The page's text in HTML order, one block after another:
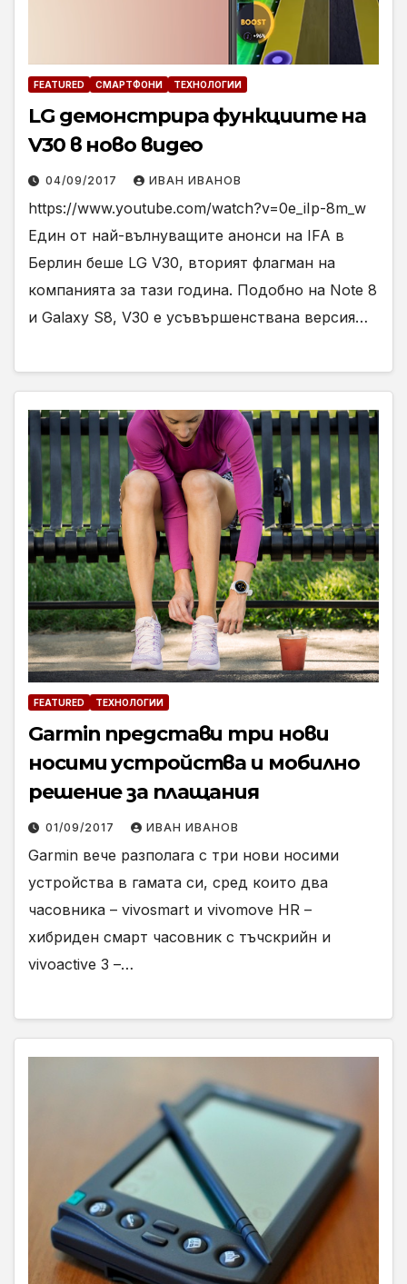
FEATURED СМАРТФОНИ ТЕХНОЛОГИИ
LG демонстрира функциите на
V30 в ново видео
04/09/2017 ИВАН ИВАНОВ
https://www.youtube.com/watch?v=0e_iIp-8m_w
Един от най-вълнуващите анонси на IFA в
Берлин беше LG V30, вторият флагман на
компанията за тази година. Подобно на Note 8
и Galaxy S8, V30 е усъвършенствана версия…
FEATURED ТЕХНОЛОГИИ
Garmin представи три нови
носими устройства и мобилно
решение за плащания
01/09/2017 ИВАН ИВАНОВ
Garmin вече разполага с три нови носими
устройства в гамата си, сред които два
часовника – vivosmart и vivomove HR –
хибриден смарт часовник с тъчскрийн и
vivoactive 3 –…